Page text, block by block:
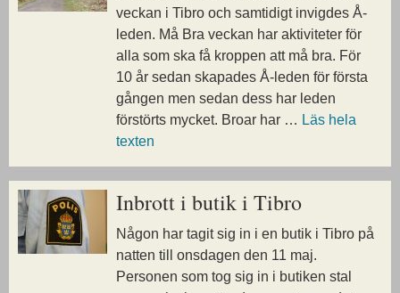
veckan i Tibro och samtidigt invigdes Å-
leden. Må Bra veckan har aktiviteter för
alla som ska få kroppen att må bra. För
10 år sedan skapades Å-leden för första
gången men sedan dess har leden
förstörts mycket. Broar har … Läs hela
texten
Inbrott i butik i Tibro
Någon har tagit sig in i en butik i Tibro på
natten till onsdagen den 11 maj.
Personen som tog sig in i butiken stal